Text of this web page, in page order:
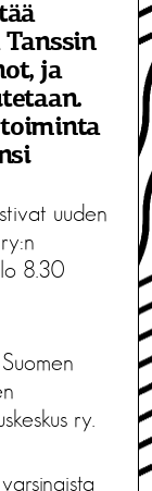
ja
toiminta
uuden
8.30
ry.